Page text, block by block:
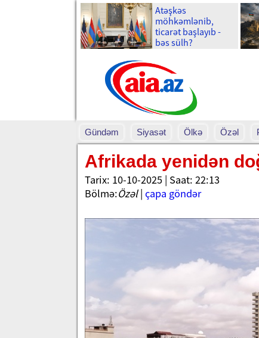
Atəşkəs
möhkəmlənib,
ticarət başlayıb -
bəs sülh?
Gündəm Siyasət Ölkə Özəl
Afrikada yenidən
Tarix: 10-10-2025 | Saat: 22:13
Bölmə:Özəl| çapa göndər